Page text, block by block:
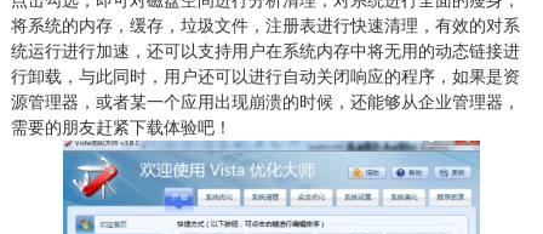
将系统的内存，缓存，垃圾文件，注册表进行快速清理，有效的对系
统运行进行加速，还可以支持用户在系统内存中将无用的动态链接进
行卸载，与此同时，用户还可以进行自动关闭响应的程序，如果是资
源管理器，或者某一个应用出现崩溃的时候，还能够从企业管理器，
需要的朋友赶紧下载体验吧！